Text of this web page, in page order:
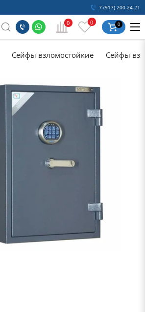
7 (917) 200-24-21
0 0 0
Сейфы взломостойкие Сейфы